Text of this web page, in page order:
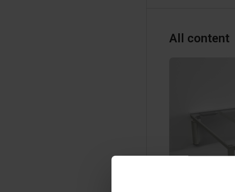
All content